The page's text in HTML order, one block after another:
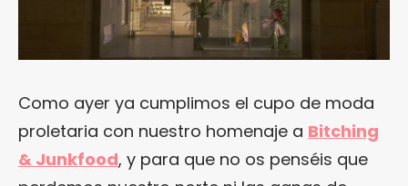
Como ayer ya cumplimos el cupo de moda
proletaria con nuestro homenaje a Bitching
& Junkfood, y para que no os penséis que